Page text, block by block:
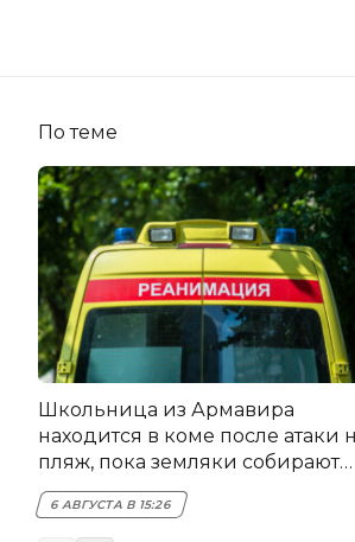
По теме
Школьница из Армавира
находится в коме после атаки
пляж, пока земляки собирают
помощь
6 АВГУСТА В 15:26